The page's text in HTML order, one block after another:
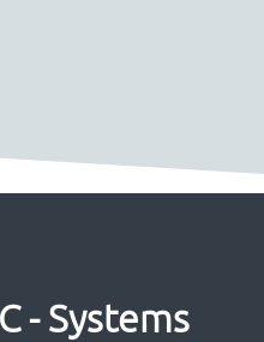
- Systems